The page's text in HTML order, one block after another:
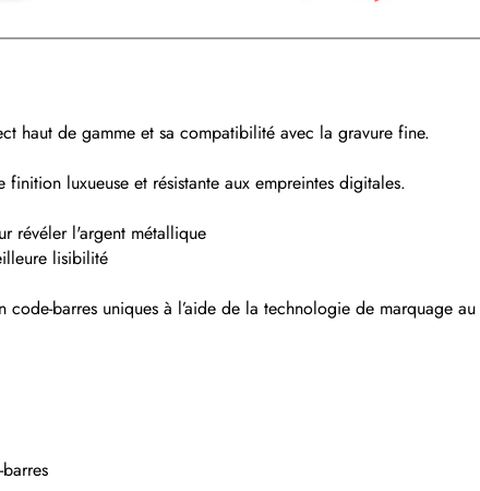
haut de gamme et sa compatibilité avec la gravure fine.
luxueuse et résistante aux empreintes digitales.
révéler l'argent métallique
lisibilité
code-barres uniques à l’aide de la technologie de marquage